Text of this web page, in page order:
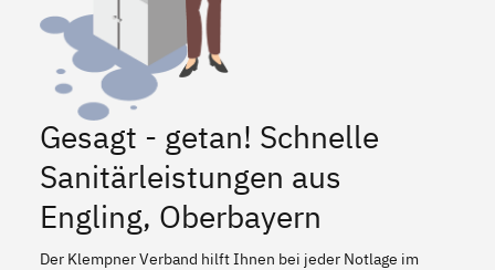
Gesagt - getan! Schnelle
Sanitärleistungen aus
Engling, Oberbayern
Der Klempner Verband hilft Ihnen bei jeder Notlage im